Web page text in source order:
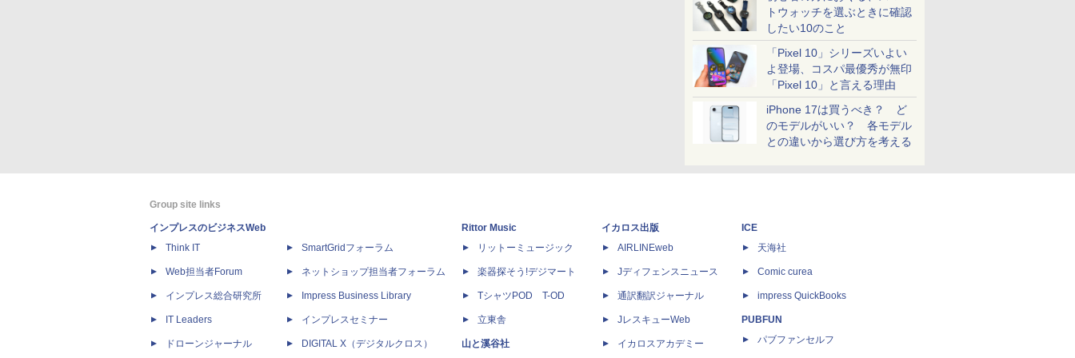
トウォッチを選ぶときに確認
したい10のこと
「Pixel 10」シリーズいよい
よ登場、コスパ最優秀が無印
「Pixel 10」と言える理由
iPhone 17は買うべき？ ど
のモデルがいい？ 各モデル
との違いから選び方を考える
Group site links
インプレスのビジネスWeb
Think IT
Web担当者Forum
インプレス総合研究所
IT Leaders
ドローンジャーナル
SmartGridフォーラム
ネットショップ担当者フォーラム
Impress Business Library
インプレスセミナー
DIGITAL X（デジタルクロス）
Rittor Music
リットーミュージック
楽器探そう!デジマート
TシャツPOD T-OD
立東舎
山と溪谷社
イカロス出版
AIRLINEweb
Jディフェンスニュース
通訳翻訳ジャーナル
JレスキューWeb
イカロスアカデミー
ICE
天海社
Comic curea
impress QuickBooks
PUBFUN
パブファンセルフ